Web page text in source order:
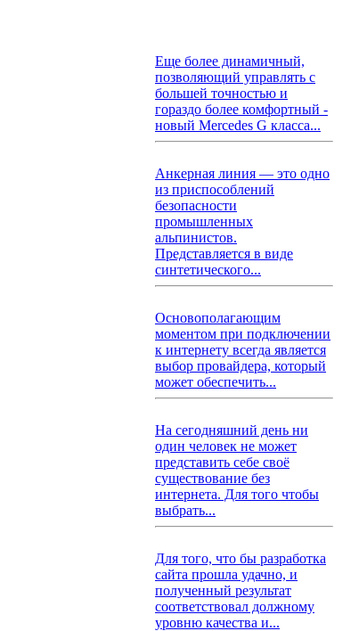
Еще более динамичный,
позволяющий управлять с
большей точностью и
гораздо более комфортный -
новый Mercedes G класса...
Анкерная линия — это одно
из приспособлений
безопасности
промышленных
альпинистов.
Представляется в виде
синтетического...
Основополагающим
моментом при подключении
к интернету всегда является
выбор провайдера, который
может обеспечить...
На сегодняшний день ни
один человек не может
представить себе своё
существование без
интернета. Для того чтобы
выбрать...
Для того, что бы разработка
сайта прошла удачно, и
полученный результат
соответствовал должному
уровню качества и...